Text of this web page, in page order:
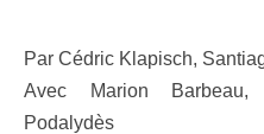
Par Cédric Klapisch,
Avec Marion Barbeau,
Podalydès